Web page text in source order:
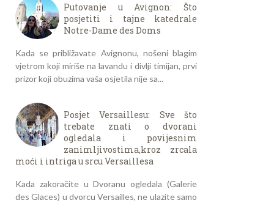
Putovanje u Avignon: Što
posjetiti i tajne katedrale
Notre-Dame des Doms
Kada se približavate Avignonu, nošeni blagim
vjetrom koji miriše na lavandu i divlji timijan, prvi
prizor koji obuzima vaša osjetila nije sa...
Posjet Versaillesu: Sve što
trebate znati o dvorani
ogledala i povijesnim
zanimljivostima,kroz zrcala
moći i intriga u srcu Versaillesa
Kada zakoračite u Dvoranu ogledala (Galerie
des Glaces) u dvorcu Versailles, ne ulazite samo